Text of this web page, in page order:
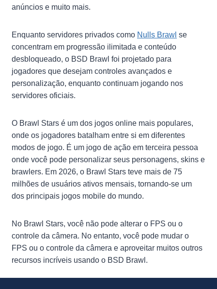
anúncios e muito mais.
Enquanto servidores privados como Nulls Brawl se
concentram em progressão ilimitada e conteúdo
desbloqueado, o BSD Brawl foi projetado para
jogadores que desejam controles avançados e
personalização, enquanto continuam jogando nos
servidores oficiais.
O Brawl Stars é um dos jogos online mais populares,
onde os jogadores batalham entre si em diferentes
modos de jogo. É um jogo de ação em terceira pessoa
onde você pode personalizar seus personagens, skins e
brawlers. Em 2026, o Brawl Stars teve mais de 75
milhões de usuários ativos mensais, tornando-se um
dos principais jogos mobile do mundo.
No Brawl Stars, você não pode alterar o FPS ou o
controle da câmera. No entanto, você pode mudar o
FPS ou o controle da câmera e aproveitar muitos outros
recursos incríveis usando o BSD Brawl.